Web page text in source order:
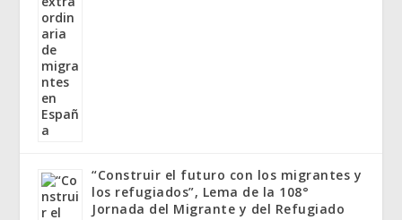
“Construir el futuro con los migrantes y
los refugiados”, Lema de la 108°
Jornada del Migrante y del Refugiado